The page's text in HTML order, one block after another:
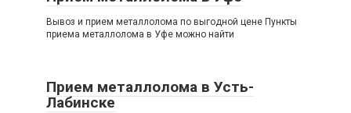
Вывоз и прием металлолома по выгодной цене Пункты
приема металлолома в Уфе можно найти
Прием металлолома в Усть-
Лабинске